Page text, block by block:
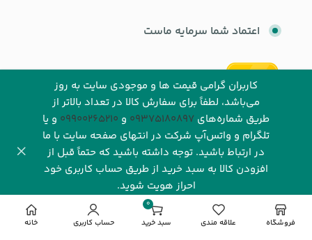
کاربران گرامی قیمت ها و موجودی سایت به روز
می‌باشد، لطفاً برای سفارش کالا در تعداد بالاتر از
طریق شماره‌های‌ 09375180897 و 09900265210 و یا
تلگرام و واتس‌آپ شرکت در انتهای صفحه سایت با ما
در ارتباط باشید. توجه داشته باشید که حتماً قبل از
افزودن کالا به سبد خرید از طریق حساب کاربری خود
احراز هویت شوید.
اعتماد شما سرمایه ماست
شرکت رهاورد سرزمین البرز با بیش از یک دهه فعالیت مستمر و
تخصصی در صنعت فناوری اطلاعات، یکی از نام‌های شناخته‌شده
و معتبر در بازار دیجیتال ایران به شمار می‌رود. این شرکت با
فروشگاه علاقه مندی
0
مورد
سبد خرید حساب کاربری خانه